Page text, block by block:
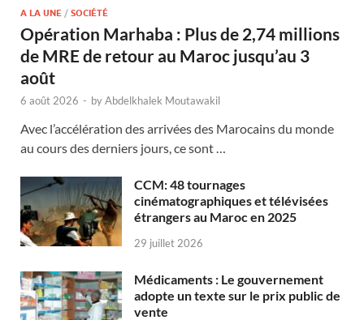
A LA UNE / SOCIÉTÉ
Opération Marhaba : Plus de 2,74 millions
de MRE de retour au Maroc jusqu’au 3
août
6 août 2026 - byAbdelkhalek Moutawakil
Avec l’accélération des arrivées des Marocains du monde
au cours des derniers jours, ce sont …
CCM: 48 tournages
cinématographiques et télévisées
étrangers au Maroc en 2025
29 juillet 2026
Médicaments : Le gouvernement
adopte un texte sur le prix public de
vente